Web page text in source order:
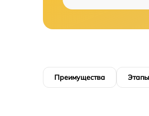
Преимущества